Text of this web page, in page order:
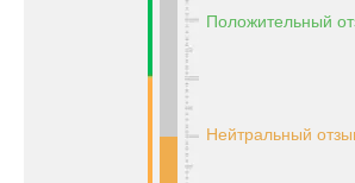
Положительный
Нейтральный